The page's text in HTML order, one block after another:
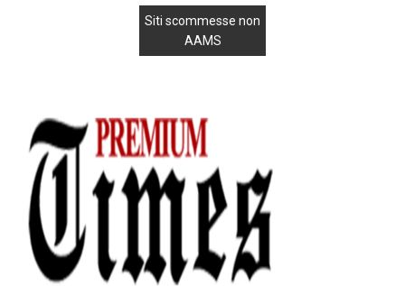
Siti scommesse non
AAMS